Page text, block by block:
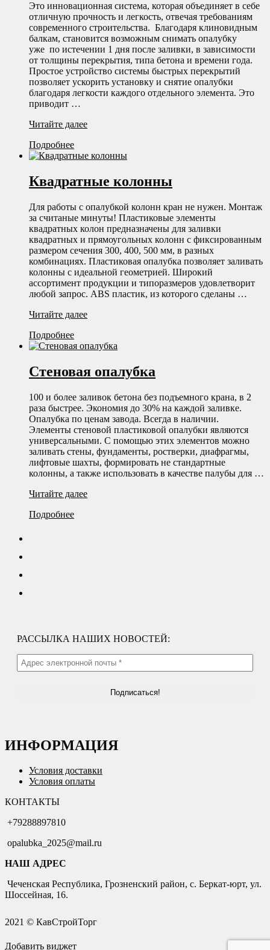
Это инновационная система, которая объединяет в себе
отличную прочность и легкость, отвечая требованиям
современного строительства. Благодаря клиновидным
балкам, становится возможным снимать опалубку
уже по истечении 1 дня после заливки, в зависимости
от толщины перекрытия, типа бетона и времени года.
Простое устройство системы быстрых перекрытий
позволяет ускорить установку и снятие опалубки
благодаря легкости каждого отдельного элемента. Это
приводит …
Система
перекрытий
Читайте далее
Подробнее
Квадратные колонны
Для работы с опалубкой колонн кран не нужен. Монтаж
за считаные минуты! Пластиковые элементы
квадратных колон предназначены для заливки
квадратных и прямоугольных колонн с фиксированным
размером сечения 300, 400, 500 мм, в разных
комбинациях. Пластиковая опалубка позволяет заливать
колонны с идеальной геометрией. Широкий
ассортимент продукции и типоразмеров удовлетворит
любой запрос. ABS пластик, из которого сделаны …
Квадратные
Читайте далее
Подробнее
Стеновая опалубка
100 и более заливок бетона без подъемного крана, в 2
раза быстрее. Экономия до 30% на каждой заливке.
Опалубка по ценам завода. Всегда в наличии.
Элементы стеновой пластиковой опалубки являются
универсальными. С помощью этих элементов можно
заливать стены, фундаменты, ростверки, диафрагмы,
лифтовые шахты, формировать не стандартные
колонны, а также использовать в качестве палубы для …
Стеновая
Читайте далее
Подробнее
РАССЫЛКА НАШИХ НОВОСТЕЙ:
ИНФОРМАЦИЯ
Условия доставки
Условия оплаты
КОНТАКТЫ
+79288897810
opalubka_2025@mail.ru
НАШ АДРЕС
Чеченская Республика, Грозненский район, с. Беркат-юрт, ул.
Шоссейная, 16.
2021 © КавСтройТорг
Добавить виджет